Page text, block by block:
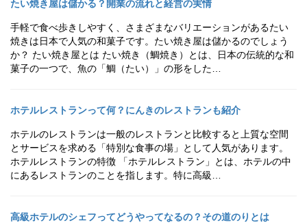
たい焼き屋は儲かる？開業の流れと経営の実情
手軽で食べ歩きしやすく、さまざまなバリエーションがあるたい
焼きは日本で人気の和菓子です。たい焼き屋は儲かるのでしょう
か？ たい焼き屋とは たい焼き（鯛焼き）とは、日本の伝統的な和
菓子の一つで、魚の「鯛（たい）」の形をした…
ホテルレストランって何？にんきのレストランも紹介
ホテルのレストランは一般のレストランと比較すると上質な空間
とサービスを求める「特別な食事の場」として人気があります。
ホテルレストランの特徴 「ホテルレストラン」とは、ホテルの中
にあるレストランのことを指します。特に高級…
高級ホテルのシェフってどうやってなるの？その道のりとは